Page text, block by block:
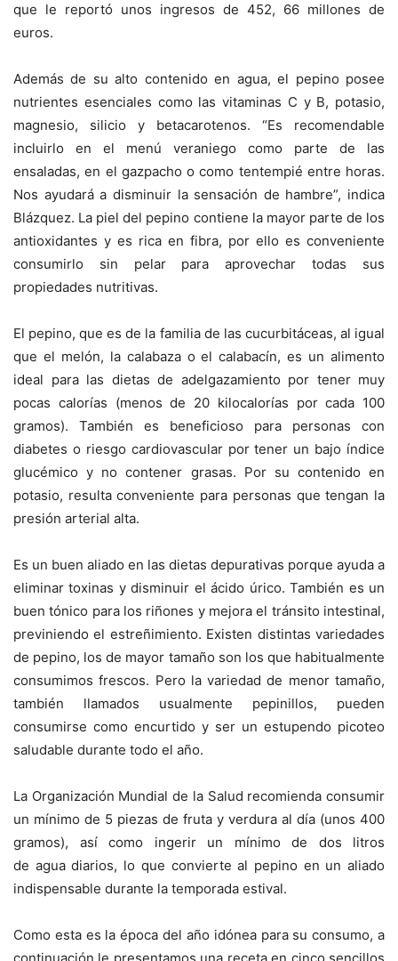
que le reportó unos ingresos de 452, 66 millones de
euros.
Además de su alto contenido en agua, el pepino posee
nutrientes esenciales como las vitaminas C y B, potasio,
magnesio, silicio y betacarotenos. “Es recomendable
incluirlo en el menú veraniego como parte de las
ensaladas, en el gazpacho o como tentempié entre horas.
Nos ayudará a disminuir la sensación de hambre”, indica
Blázquez. La piel del pepino contiene la mayor parte de los
antioxidantes y es rica en fibra, por ello es conveniente
consumirlo sin pelar para aprovechar todas sus
propiedades nutritivas.
El pepino, que es de la familia de las cucurbitáceas, al igual
que el melón, la calabaza o el calabacín, es un alimento
ideal para las dietas de adelgazamiento por tener muy
pocas calorías (menos de 20 kilocalorías por cada 100
gramos). También es beneficioso para personas con
diabetes o riesgo cardiovascular por tener un bajo índice
glucémico y no contener grasas. Por su contenido en
potasio, resulta conveniente para personas que tengan la
presión arterial alta.
Es un buen aliado en las dietas depurativas porque ayuda a
eliminar toxinas y disminuir el ácido úrico. También es un
buen tónico para los riñones y mejora el tránsito intestinal,
previniendo el estreñimiento. Existen distintas variedades
de pepino, los de mayor tamaño son los que habitualmente
consumimos frescos. Pero la variedad de menor tamaño,
también llamados usualmente pepinillos, pueden
consumirse como encurtido y ser un estupendo picoteo
saludable durante todo el año.
La Organización Mundial de la Salud recomienda consumir
un mínimo de 5 piezas de fruta y verdura al día (unos 400
gramos), así como ingerir un mínimo de dos litros
de agua diarios, lo que convierte al pepino en un aliado
indispensable durante la temporada estival.
Como esta es la época del año idónea para su consumo, a